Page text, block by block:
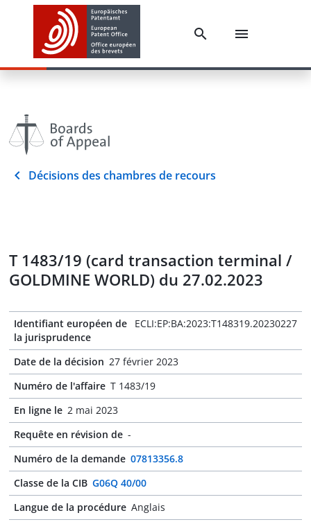
Décisions des chambres de recours
T 1483/19 (card transaction terminal /
GOLDMINE WORLD) du 27.02.2023
Identifiant européen de
la jurisprudence
ECLI:EP:BA:2023:T148319.20230227
Date de la décision 27 février 2023
Numéro de l'affaire T 1483/19
En ligne le 2 mai 2023
Requête en révision de -
Numéro de la demande 07813356.8
Classe de la CIB G06Q 40/00
Langue de la procédure Anglais